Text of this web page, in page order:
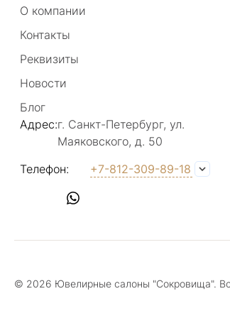
Метро: Спортивная, Чкаловская,
Телефон
Email:info@sokrov.shop
Московский пр., 166
Email :info@sokrov.shop
О компании
Контакты
Реквизиты
Новости
Блог
Адрес:г. Санкт-Петербург, ул.
Маяковского, д. 50
Телефон:
+7-812-309-89-18
© 2026 Ювелирные салоны "Сокровища".